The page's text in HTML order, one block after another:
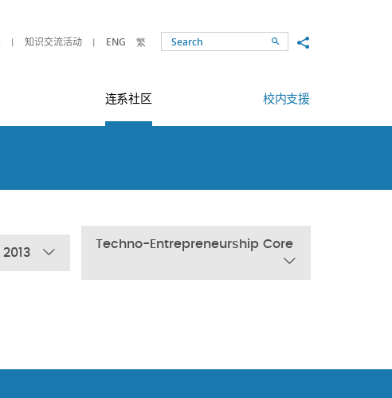
知识交流活动 ENG 繁 SearchShare to
连系社区 校内支援
2013
Techno-Entrepreneurship Core